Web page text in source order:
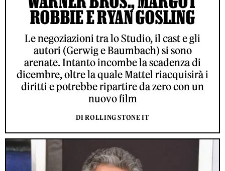
ROBBIE E RYAN GOSLING
Le negoziazioni tra lo Studio, il cast e gli
autori (Gerwig e Baumbach) si sono
arenate. Intanto incombe la scadenza di
dicembre, oltre la quale Mattel riacquisirà i
diritti e potrebbe ripartire da zero con un
nuovo film
DI ROLLING STONE IT